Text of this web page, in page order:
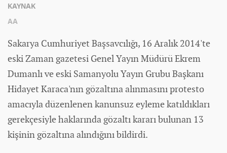
KAYNAK
AA
Sakarya Cumhuriyet Başsavcılığı, 16 Aralık 2014'te
eski Zaman gazetesi Genel Yayın Müdürü Ekrem
Dumanlı ve eski Samanyolu Yayın Grubu Başkanı
Hidayet Karaca'nın gözaltına alınmasını protesto
amacıyla düzenlenen kanunsuz eyleme katıldıkları
gerekçesiyle haklarında gözaltı kararı bulunan 13
kişinin gözaltına alındığını bildirdi.